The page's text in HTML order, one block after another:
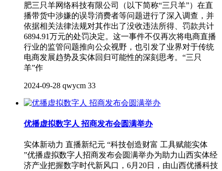
肥三只羊网络科技有限公司（以下简称“三只羊”）在直
播带货中涉嫌的误导消费者等问题进行了深入调查，并
依据相关法律法规对其作出了没收违法所得、罚款共计
6894.91万元的处罚决定。这一事件不仅再次将电商直播
行业的监管问题推向公众视野，也引发了业界对于传统
电商发展趋势及实体回归可能性的深刻思考。“三只
羊”作
2024-09-28 qwycm 33
优播虚拟数字人 招商发布会圆满举办
实体新动力 直播新纪元 “科技创造财富 工具赋能实体
”优播虚拟数字人招商发布会圆满举办为助力山西实体经
济产业把握数字时代新风口，6月20日，由山西优播科技